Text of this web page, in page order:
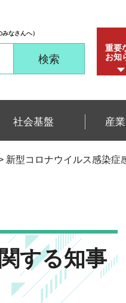
みなさんへ）
重要
お知
社会基盤 産
新型コロナウイルス感染症
する知事